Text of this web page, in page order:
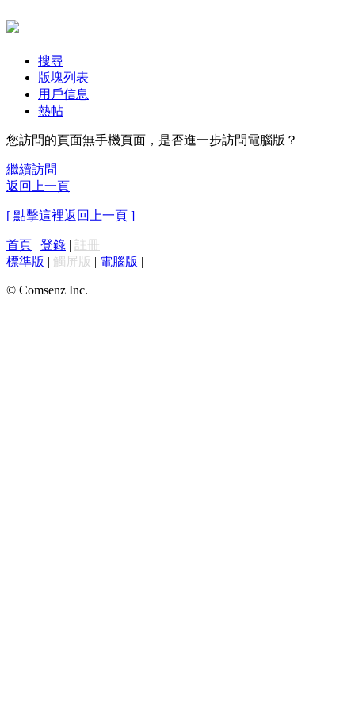
搜尋
版塊列表
用戶信息
熱帖
您訪問的頁面無手機頁面，是否進一步訪問電腦版？
繼續訪問
返回上一頁
[ 點擊這裡返回上一頁 ]
首頁 | 登錄 | 註冊
標準版 | 觸屏版 | 電腦版 |
© Comsenz Inc.